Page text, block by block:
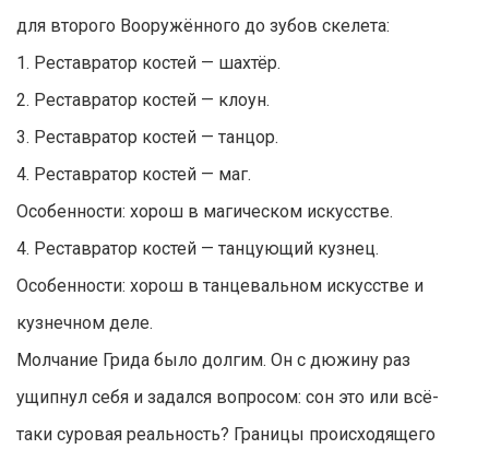
для второго Вооружённого до зубов скелета:
1. Реставратор костей — шахтёр.
2. Реставратор костей — клоун.
3. Реставратор костей — танцор.
4. Реставратор костей — маг.
Особенности: хорош в магическом искусстве.
4. Реставратор костей — танцующий кузнец.
Особенности: хорош в танцевальном искусстве и
кузнечном деле.
Молчание Грида было долгим. Он с дюжину раз
ущипнул себя и задался вопросом: сон это или всё-
таки суровая реальность? Границы происходящего